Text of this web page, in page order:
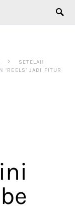
SETELAH
‘REELS’ JADI FITUR